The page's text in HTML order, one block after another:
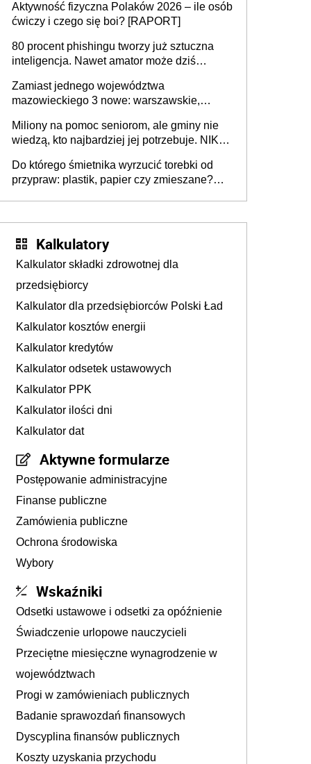
rozstrzygać sprawy
Aktywność fizyczna Polaków 2026 – ile osób
ćwiczy i czego się boi? [RAPORT]
80 procent phishingu tworzy już sztuczna
inteligencja. Nawet amator może dziś
Zamiast jednego województwa
mazowieckiego 3 nowe: warszawskie,
Europie nie ma tak dużych jednostek
stołecznych
Miliony na pomoc seniorom, ale gminy nie
wiedzą, kto najbardziej jej potrzebuje. NIK
Do którego śmietnika wyrzucić torebki od
przypraw: plastik, papier czy zmieszane?
Kalkulatory
Kalkulator składki zdrowotnej dla
przedsiębiorcy
Kalkulator dla przedsiębiorców Polski Ład
Kalkulator kosztów energii
Kalkulator kredytów
Kalkulator odsetek ustawowych
Kalkulator PPK
Kalkulator ilości dni
Kalkulator dat
Aktywne formularze
Postępowanie administracyjne
Finanse publiczne
Zamówienia publiczne
Ochrona środowiska
Wybory
Wskaźniki
Odsetki ustawowe i odsetki za opóźnienie
Świadczenie urlopowe nauczycieli
Przeciętne miesięczne wynagrodzenie w
województwach
Progi w zamówieniach publicznych
Badanie sprawozdań finansowych
Dyscyplina finansów publicznych
Koszty uzyskania przychodu